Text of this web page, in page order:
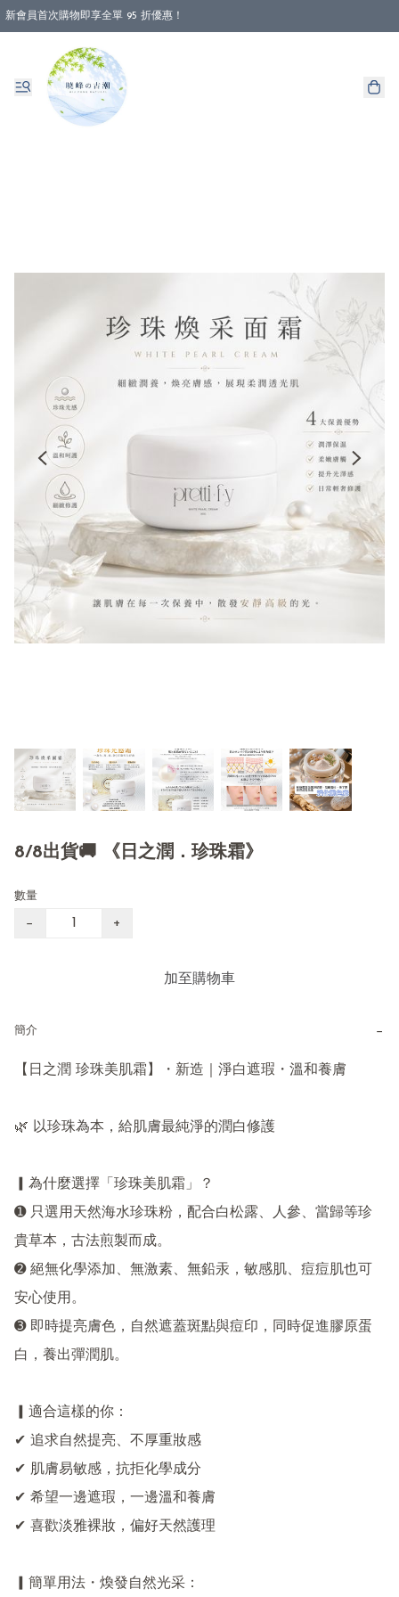
新會員首次購物即享全單 95 折優惠！
8/8出貨🚚 《日之潤．珍珠霜》
數量
− +
加至購物車
簡介 −
【日之潤 珍珠美肌霜】・新造｜淨白遮瑕・溫和養膚
🌿 以珍珠為本，給肌膚最純淨的潤白修護
▎為什麼選擇「珍珠美肌霜」？
➊ 只選用天然海水珍珠粉，配合白松露、人參、當歸等珍
貴草本，古法煎製而成。
➋ 絕無化學添加、無激素、無鉛汞，敏感肌、痘痘肌也可
安心使用。
➌ 即時提亮膚色，自然遮蓋斑點與痘印，同時促進膠原蛋
白，養出彈潤肌。
▎適合這樣的你：
✔ 追求自然提亮、不厚重妝感
✔ 肌膚易敏感，抗拒化學成分
✔ 希望一邊遮瑕，一邊溫和養膚
✔ 喜歡淡雅裸妝，偏好天然護理
▎簡單用法・煥發自然光采：